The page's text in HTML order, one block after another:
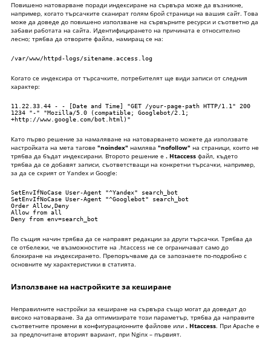
Минимизиране
Повишено натоварване поради индексиране на сървъра може да възникне,
например, когато търсачките сканират голям брой страници на вашия сайт. Това
може да доведе до повишено използване на сървърните ресурси и съответно да
забави работата на сайта. Идентифицирането на причината е относително
лесно; трябва да отворите файла, намиращ се на:
/var/www/httpd-logs/sitename.access.log
Когато се индексира от търсачките, потребителят ще види записи от следния
характер:
11.22.33.44 - - [Date and Time] "GET /your-page-path HTTP/1.1" 200
1234 "-" "Mozilla/5.0 (compatible; Googlebot/2.1;
+http://www.google.com/bot.html)"
Като първо решение за намаляване на натоварването можете да използвате
настройката на мета тагове "noindex" намлява "nofollow" на страници, които не
трябва да бъдат индексирани. Второто решение е . Htaccess файл, където
трябва да се добавят записи, съответстващи на конкретни търсачки, например,
за да се скрият от Yandex и Google:
SetEnvIfNoCase User-Agent "^Yandex" search_bot
SetEnvIfNoCase User-Agent "^Googlebot" search_bot
Order Allow,Deny
Allow from all
Deny from env=search_bot
По същия начин трябва да се направят редакции за други търсачки. Трябва да
се отбележи, че възможностите на .htaccess не се ограничават само до
блокиране на индексирането. Препоръчваме да се запознаете по-подробно с
основните му характеристики в статията.
Използване на настройките за кеширане
Неправилните настройки за кеширане на сървъра също могат да доведат до
високо натоварване. За да оптимизирате този параметър, трябва да направите
съответните промени в конфигурационните файлове или . Htaccess. При Apache е
за предпочитане вторият вариант, при Nginx – първият.